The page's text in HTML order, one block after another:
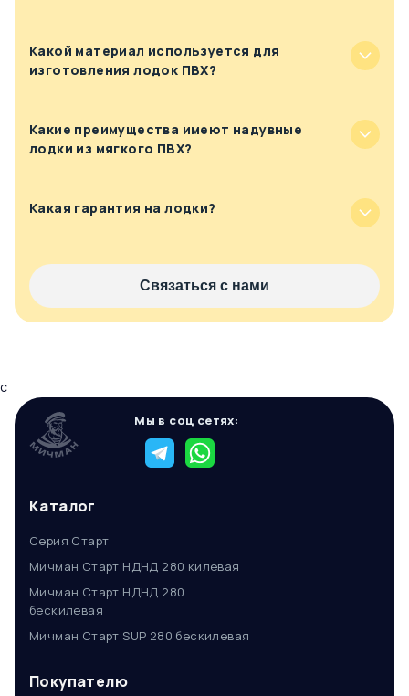
Какой материал используется для
изготовления лодок ПВХ?
Какие преимущества имеют надувные
лодки из мягкого ПВХ?
Какая гарантия на лодки?
Связаться с нами
c
Каталог
Серия Старт
Мичман Старт НДНД 280 килевая
Мичман Старт НДНД 280
бескилевая
Мичман Старт SUP 280 бескилевая
Покупателю
Мы в соц сетях: